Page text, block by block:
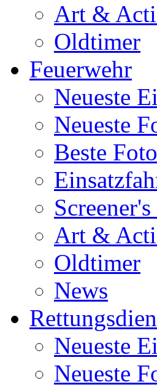
Art &
Oldtimer
Feuerwehr
Neueste
Neueste
Beste
Art &
Oldtimer
News
Neueste
Neueste